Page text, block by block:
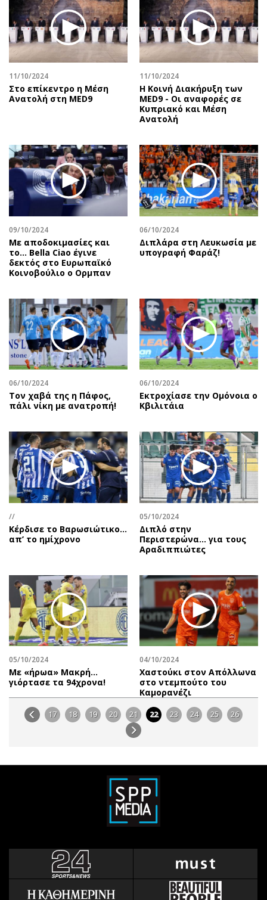
11/10/2024
Στο επίκεντρο η Μέση
Ανατολή στη MED9
11/10/2024
Η Κοινή Διακήρυξη των
MED9 - Οι αναφορές σε
Κυπριακό και Μέση
Ανατολή
09/10/2024
Με αποδοκιμασίες και
το… Bella Ciao έγινε
δεκτός στο Ευρωπαϊκό
Κοινοβούλιο ο Ορμπαν
06/10/2024
Διπλάρα στη Λευκωσία με
υπογραφή Φαράζ!
06/10/2024
Τον χαβά της η Πάφος,
πάλι νίκη με ανατροπή!
06/10/2024
Εκτροχίασε την Ομόνοια ο
Κβιλιτάια
//
Κέρδισε το Βαρωσιώτικο…
απ’ το ημίχρονο
05/10/2024
Διπλό στην
Περιστερώνα… για τους
Αραδιππιώτες
05/10/2024
Με «ήρωα» Μακρή…
γιόρτασε τα 94χρονα!
04/10/2024
Χαστούκι στον Απόλλωνα
στο ντεμπούτο του
Καμορανέζι
17 18 19 20 21 22 23 24 25 26